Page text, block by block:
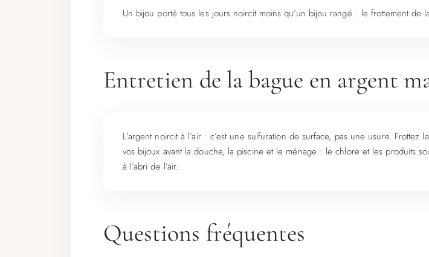
Un bijou porté tous les jours noircit moins qu’un bijou rangé : le frottement de
Entretien de la bague en argent
L’argent noircit à l’air : c’est une sulfuration de surface, pas une usure.
vos bijoux avant la douche, la piscine et le ménage : le chlore et les produits
à l’abri de l’air.
Questions fréquentes